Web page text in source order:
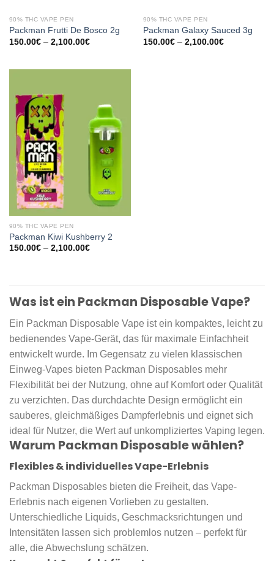
90% THC VAPE PEN
Packman Frutti De Bosco 2g
150.00€ – 2,100.00€Preisspanne:
90% THC VAPE PEN
Packman Galaxy Sauced 3g
150.00€ – 2,100.00€Preisspanne:
90% THC VAPE PEN
Packman Kiwi Kushberry 2
150.00€ – 2,100.00€Preisspanne:
Was ist ein Packman Disposable Vape?
Ein Packman Disposable Vape ist ein kompaktes, leicht zu
bedienendes Vape-Gerät, das für maximale Einfachheit
entwickelt wurde. Im Gegensatz zu vielen klassischen
Einweg-Vapes bieten Packman Disposables mehr
Flexibilität bei der Nutzung, ohne auf Komfort oder Qualität
zu verzichten. Das durchdachte Design ermöglicht ein
sauberes, gleichmäßiges Dampferlebnis und eignet sich
ideal für Nutzer, die Wert auf unkompliziertes Vaping legen.
Warum Packman Disposable wählen?
Flexibles & individuelles Vape-Erlebnis
Packman Disposables bieten die Freiheit, das Vape-
Erlebnis nach eigenen Vorlieben zu gestalten.
Unterschiedliche Liquids, Geschmacksrichtungen und
Intensitäten lassen sich problemlos nutzen – perfekt für
alle, die Abwechslung schätzen.